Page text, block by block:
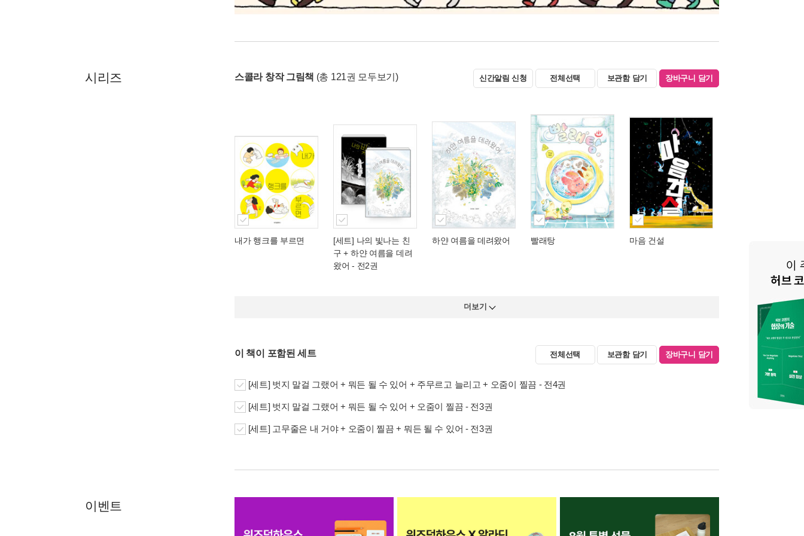
시리즈 스콜라 창작 그림책 (총 121권 모두보기) 신간알림 신청 전체선택 보관함 담기 장바구니 담기
내가 행크를 부르면
[세트] 나의 빛나는 친
구 + 하얀 여름을 데려
왔어 - 전2권
하얀 여름을 데려왔어 빨래탕 마음 건설
더보기
이 책이 포함된 세트 전체선택 보관함 담기 장바구니 담기
[세트] 벗지 말걸 그랬어 + 뭐든 될 수 있어 + 주무르고 늘리고 + 오줌이 찔끔 - 전4권
[세트] 벗지 말걸 그랬어 + 뭐든 될 수 있어 + 오줌이 찔끔 - 전3권
[세트] 고무줄은 내 거야 + 오줌이 찔끔 + 뭐든 될 수 있어 - 전3권
이벤트